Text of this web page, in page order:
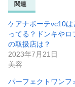
関連
ケアナボーテvc10は
ってる？ドンキやロ
の取扱店は？
2023年7月21日
美容
パーフェクトワンフ